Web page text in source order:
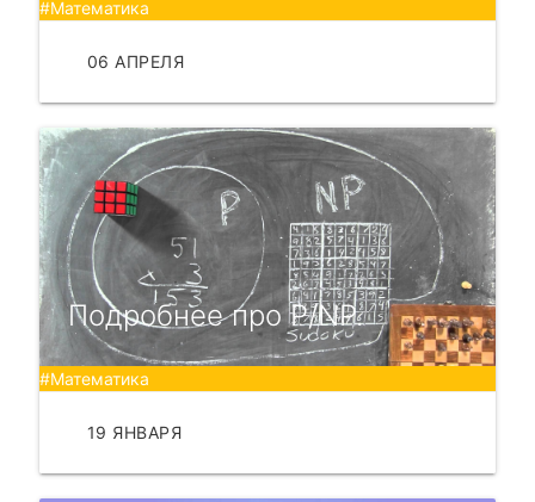
#Математика
06 АПРЕЛЯ
Подробнее про P/NP.
#Математика
19 ЯНВАРЯ